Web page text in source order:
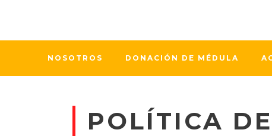
NOSOTROS DONACIÓN DE MÉDULA
POLÍTICA